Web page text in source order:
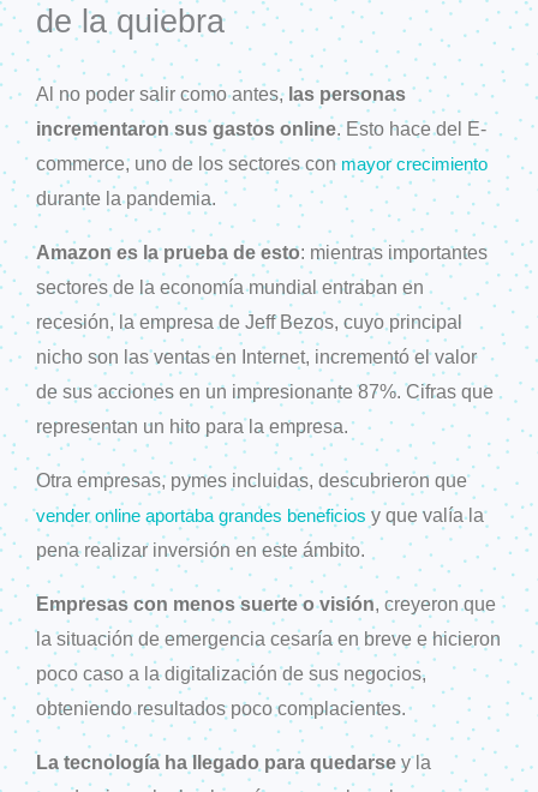
de la quiebra
Al no poder salir como antes, las personas
incrementaron sus gastos online. Esto hace del E-
commerce, uno de los sectores con mayor crecimiento
durante la pandemia.
Amazon es la prueba de esto: mientras importantes
sectores de la economía mundial entraban en
recesión, la empresa de Jeff Bezos, cuyo principal
nicho son las ventas en Internet, incrementó el valor
de sus acciones en un impresionante 87%. Cifras que
representan un hito para la empresa.
Otra empresas, pymes incluidas, descubrieron que
vender online aportaba grandes beneficios y que valía la
pena realizar inversión en este ámbito.
Empresas con menos suerte o visión, creyeron que
la situación de emergencia cesaría en breve e hicieron
poco caso a la digitalización de sus negocios,
obteniendo resultados poco complacientes.
La tecnología ha llegado para quedarsey la